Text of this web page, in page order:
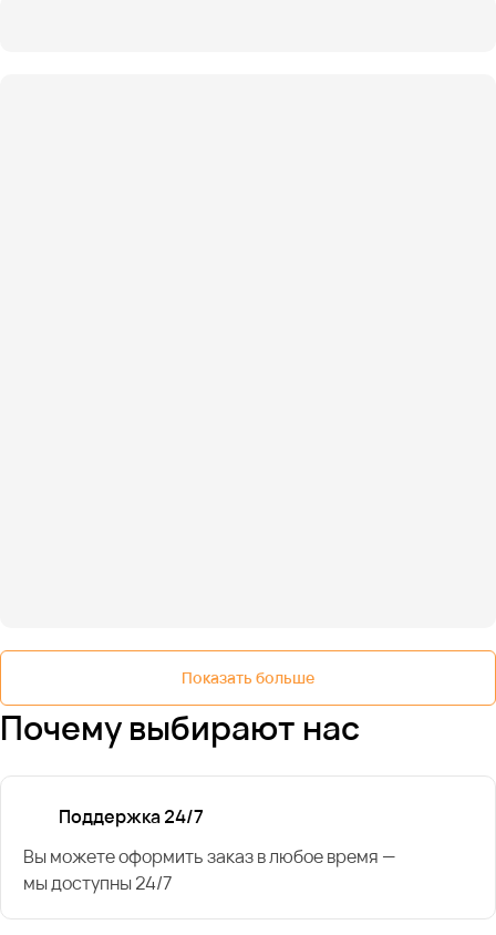
Показать больше
Почему выбирают нас
Поддержка 24/7
Вы можете оформить заказ в любое время —
мы доступны 24/7